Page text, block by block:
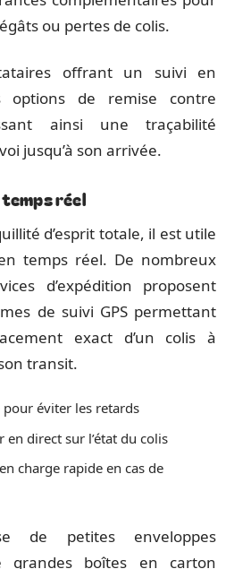
ou pertes de colis.
offrant un suivi en
de remise contre
ainsi une traçabilité
jusqu’à son arrivée.
réel
d’esprit totale, il est utile
temps réel. De nombreux
d’expédition proposent
de suivi GPS permettant
exact d’un colis à
transit.
éviter les retards
en direct sur l’état du colis
charge rapide en cas de
de petites enveloppes
grandes boîtes en carton